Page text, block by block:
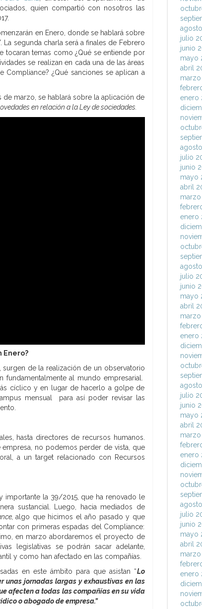
quien compartió con nosotros las
en Enero, donde se hablará sobre
. La segunda charla será a finales de Febrero
tocaran temas como ¿Qué se entiende por
se realizan en cada una de las áreas
¿Qué sanciones se aplican a
de marzo, se hablará sobre la aplicación de
en relación a la Ley de sociedades.
Enero?
surgen de la realización de un observatorio
fundamentalmente al mundo empresarial.
cíclico y en lugar de hacerlo a golpe de
mensual para así poder revisar las
hasta directores de recursos humanos.
no podemos perder de vista, que
a un target relacionado con Recursos
importante la 39/2015, que ha renovado le
sustancial. Luego, hacia mediados de
algo que hicimos el año pasado y que
con primeras espadas del Compliance:
en marzo abordaremos el proyecto de
legislativas se podrán sacar adelante,
y como han afectado en las compañías.
en este ámbito para que asistan “Lo
unas jornadas largas y exhaustivas en las
afecten a todas las compañías en su vida
o abogado de empresa.”
julio
junio
mayo
abril
marzo
enero
julio
junio
mayo
abril
enero
julio
junio
mayo
abril
marzo
enero
julio
junio
mayo
abril
enero
julio
junio
mayo
abril
marzo
enero